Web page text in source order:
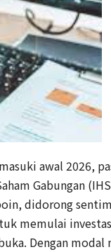
awal 2026,
Gabungan
didorong
memulai
Dengan